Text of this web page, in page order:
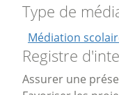
Type de
Médiation
Registre
Assurer une